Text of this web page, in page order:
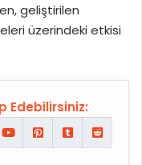
geliştirilen
üzerindeki etkisi
Edebilirsiniz: